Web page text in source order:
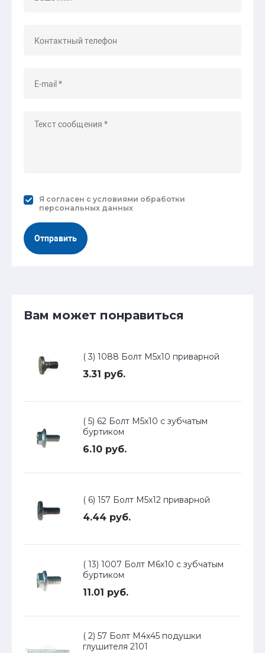
Я согласен с условиями обработки
персональных данных
Отправить
Вам может понравиться
( 3) 1088 Болт М5х10 приварной
3.31 руб.
( 5) 62 Болт М5х10 с зубчатым
буртиком
6.10 руб.
( 6) 157 Болт М5х12 приварной
4.44 руб.
( 13) 1007 Болт М6х10 с зубчатым
буртиком
11.01 руб.
( 2) 57 Болт М4х45 подушки
глушителя 2101